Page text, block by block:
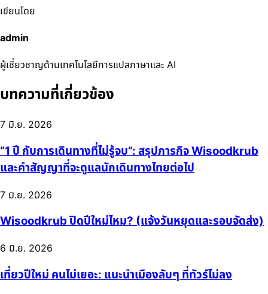
เขียนโดย
admin
ผู้เชี่ยวชาญด้านเทคโนโลยีการแปลภาษาและ AI
บทความที่เกี่ยวข้อง
7 มิ.ย. 2026
“1 ปี กับการเดินทางที่ไม่รู้จบ”: สรุปภารกิจ Wisoodkrub
และคำสัญญาที่จะดูแลนักเดินทางไทยต่อไป
7 มิ.ย. 2026
Wisoodkrub ปิดปีใหม่ไหม? (แจ้งวันหยุดและรอบจัดส่ง)
6 มิ.ย. 2026
เที่ยวปีใหม่ คนไม่เยอะ: แนะนำเมืองลับๆ ที่ทัวร์ไม่ลง